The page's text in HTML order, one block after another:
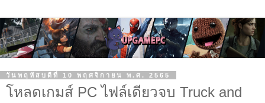
วันพฤหัสบดีที่ 10 พฤศจิกายน พ.ศ. 2565
โหลดเกมส์ PC ไฟล์เดียวจบ Truck and